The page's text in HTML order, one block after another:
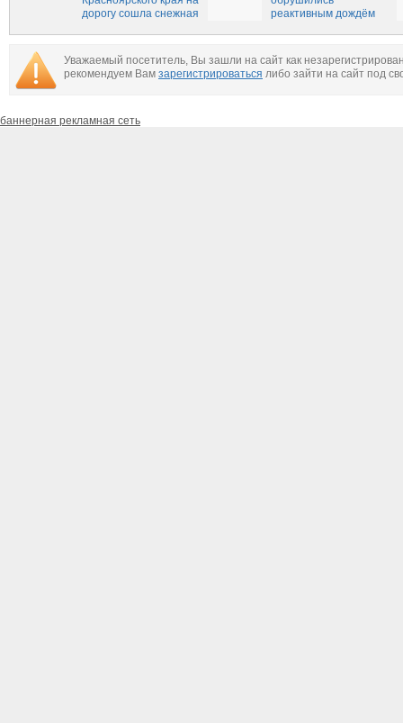
дорогу сошла снежная
реактивным дождём
Уважаемый посетитель, Вы зашли на сайт как
рекомендуем Вам зарегистрироваться либо зайти на сайт под
баннерная рекламная сеть